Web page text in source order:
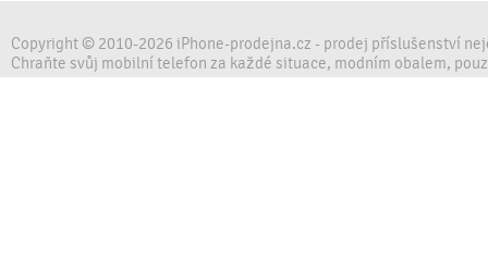
Copyright © 2010-2026 iPhone-prodejna.cz - prodej příslušenství
Chraňte svůj mobilní telefon za každé situace, modním obalem,